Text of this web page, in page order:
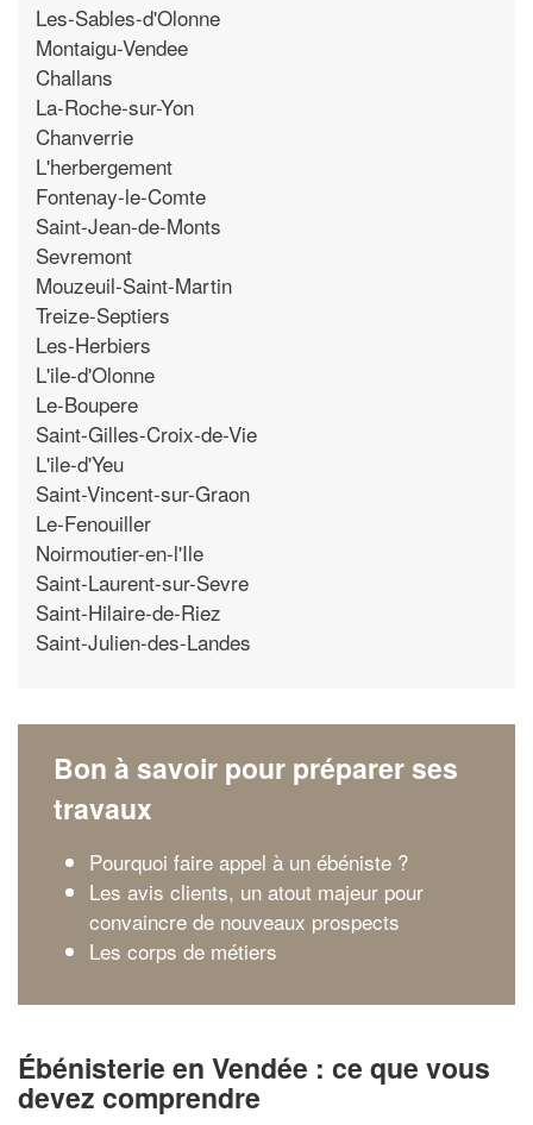
Les-Sables-d'Olonne
Montaigu-Vendee
Challans
La-Roche-sur-Yon
Chanverrie
L'herbergement
Fontenay-le-Comte
Saint-Jean-de-Monts
Sevremont
Mouzeuil-Saint-Martin
Treize-Septiers
Les-Herbiers
L'ile-d'Olonne
Le-Boupere
Saint-Gilles-Croix-de-Vie
L'ile-d'Yeu
Saint-Vincent-sur-Graon
Le-Fenouiller
Noirmoutier-en-l'Ile
Saint-Laurent-sur-Sevre
Saint-Hilaire-de-Riez
Saint-Julien-des-Landes
Bon à savoir pour préparer ses
travaux
Pourquoi faire appel à un ébéniste ?
Les avis clients, un atout majeur pour
convaincre de nouveaux prospects
Les corps de métiers
Ébénisterie en Vendée : ce que vous
devez comprendre